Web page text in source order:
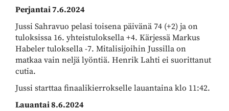
Perjantai 7.6.2024
Jussi Sahravuo pelasi toisena päivänä 74 (+2) ja on
tuloksissa 16. yhteistuloksella +4. Kärjessä Markus
Habeler tuloksella -7. Mitalisijoihin Jussilla on
matkaa vain neljä lyöntiä. Henrik Lahti ei suorittanut
cutia.
Jussi starttaa finaalikierrokselle lauantaina klo 11:42.
Lauantai 8.6.2024